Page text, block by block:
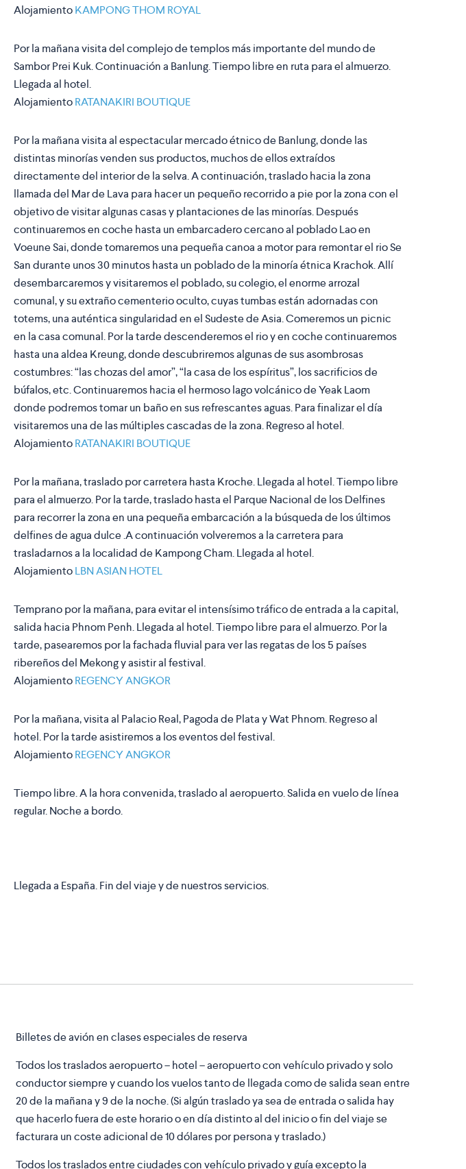
AlojamientoKAMPONG THOM ROYAL
Por la mañana visita del complejo de templos más importante del mundo de
Sambor Prei Kuk. Continuación a Banlung. Tiempo libre en ruta para el almuerzo.
Llegada al hotel.
AlojamientoRATANAKIRI BOUTIQUE
Por la mañana visita al espectacular mercado étnico de Banlung, donde las
distintas minorías venden sus productos, muchos de ellos extraídos
directamente del interior de la selva. A continuación, traslado hacia la zona
llamada del Mar de Lava para hacer un pequeño recorrido a pie por la zona con el
objetivo de visitar algunas casas y plantaciones de las minorías. Después
continuaremos en coche hasta un embarcadero cercano al poblado Lao en
Voeune Sai, donde tomaremos una pequeña canoa a motor para remontar el rio Se
San durante unos 30 minutos hasta un poblado de la minoría étnica Krachok. Allí
desembarcaremos y visitaremos el poblado, su colegio, el enorme arrozal
comunal, y su extraño cementerio oculto, cuyas tumbas están adornadas con
totems, una auténtica singularidad en el Sudeste de Asia. Comeremos un picnic
en la casa comunal. Por la tarde descenderemos el rio y en coche continuaremos
hasta una aldea Kreung, donde descubriremos algunas de sus asombrosas
costumbres: “las chozas del amor”, “la casa de los espíritus”, los sacrificios de
búfalos, etc. Continuaremos hacia el hermoso lago volcánico de Yeak Laom
donde podremos tomar un baño en sus refrescantes aguas. Para finalizar el día
visitaremos una de las múltiples cascadas de la zona. Regreso al hotel.
AlojamientoRATANAKIRI BOUTIQUE
Por la mañana, traslado por carretera hasta Kroche. Llegada al hotel. Tiempo libre
para el almuerzo. Por la tarde, traslado hasta el Parque Nacional de los Delfines
para recorrer la zona en una pequeña embarcación a la búsqueda de los últimos
delfines de agua dulce .A continuación volveremos a la carretera para
trasladarnos a la localidad de Kampong Cham. Llegada al hotel.
AlojamientoLBN ASIAN HOTEL
Temprano por la mañana, para evitar el intensísimo tráfico de entrada a la capital,
salida hacia Phnom Penh. Llegada al hotel. Tiempo libre para el almuerzo. Por la
tarde, pasearemos por la fachada fluvial para ver las regatas de los 5 países
ribereños del Mekong y asistir al festival.
AlojamientoREGENCY ANGKOR
Por la mañana, visita al Palacio Real, Pagoda de Plata y Wat Phnom. Regreso al
hotel. Por la tarde asistiremos a los eventos del festival.
AlojamientoREGENCY ANGKOR
Tiempo libre. A la hora convenida, traslado al aeropuerto. Salida en vuelo de línea
regular. Noche a bordo.
Llegada a España. Fin del viaje y de nuestros servicios.
Billetes de avión en clases especiales de reserva
Todos los traslados aeropuerto – hotel – aeropuerto con vehículo privado y solo
conductor siempre y cuando los vuelos tanto de llegada como de salida sean entre
20 de la mañana y 9 de la noche. (Si algún traslado ya sea de entrada o salida hay
que hacerlo fuera de este horario o en día distinto al del inicio o fin del viaje se
facturara un coste adicional de 10 dólares por persona y traslado.)
Todos los traslados entre ciudades con vehículo privado y guía excepto la